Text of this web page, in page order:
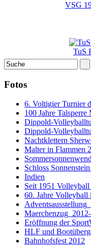
VSG
TuS
Fotos
6. Voltigier Turnier
100 Jahre Talsperre
Dippold-
Dippold-
Nachtklettern
Malter in Flammen
Schloss
Indien
Seit 1951
60. Jahre Volleyball
Eröffnung der
HLF und
Bahnhofsfest 2012